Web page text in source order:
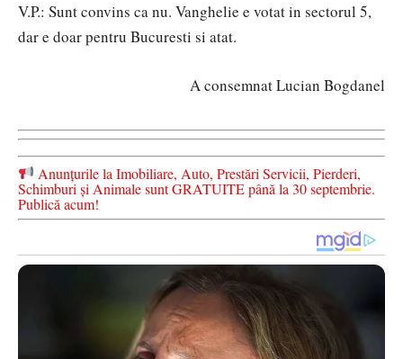
V.P.: Sunt convins ca nu. Vanghelie e votat in sectorul 5,
dar e doar pentru Bucuresti si atat.
A consemnat Lucian Bogdanel
Anunțurile la Imobiliare, Auto, Prestări Servicii, Pierderi,
Schimburi și Animale sunt GRATUITE până la 30 septembrie.
Publică acum!